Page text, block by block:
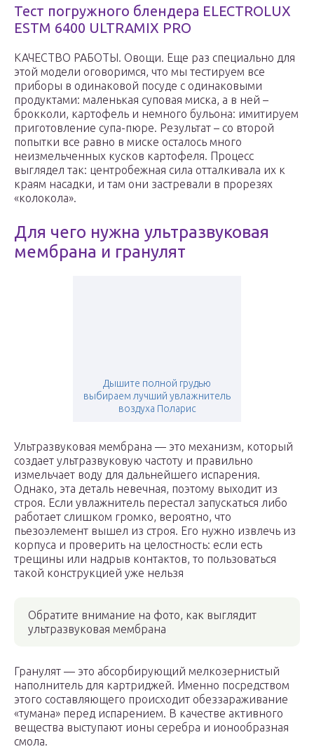
Тест погружного блендера ELECTROLUX
ESTM 6400 ULTRAMIX PRO
КАЧЕСТВО РАБОТЫ. Овощи. Еще раз специально для
этой модели оговоримся, что мы тестируем все
приборы в одинаковой посуде с одинаковыми
продуктами: маленькая суповая миска, а в ней –
брокколи, картофель и немного бульона: имитируем
приготовление супа-пюре. Результат – со второй
попытки все равно в миске осталось много
неизмельченных кусков картофеля. Процесс
выглядел так: центробежная сила отталкивала их к
краям насадки, и там они застревали в прорезях
«колокола».
Для чего нужна ультразвуковая
мембрана и гранулят
Дышите полной грудью
выбираем лучший увлажнитель
воздуха Поларис
Ультразвуковая мембрана — это механизм, который
создает ультразвуковую частоту и правильно
измельчает воду для дальнейшего испарения.
Однако, эта деталь невечная, поэтому выходит из
строя. Если увлажнитель перестал запускаться либо
работает слишком громко, вероятно, что
пьезоэлемент вышел из строя. Его нужно извлечь из
корпуса и проверить на целостность: если есть
трещины или надрыв контактов, то пользоваться
такой конструкцией уже нельзя
Обратите внимание на фото, как выглядит
ультразвуковая мембрана
Гранулят — это абсорбирующий мелкозернистый
наполнитель для картриджей. Именно посредством
этого составляющего происходит обеззараживание
«тумана» перед испарением. В качестве активного
вещества выступают ионы серебра и ионообразная
смола.